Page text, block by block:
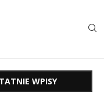
WPISY